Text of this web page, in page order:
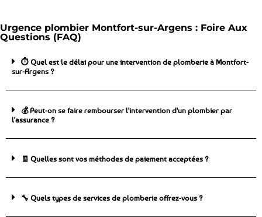
Urgence plombier Montfort-sur-Argens : Foire Aux
Questions (FAQ)
⏱️ Quel est le délai pour une intervention de plomberie à Montfort-
sur-Argens ?
💰 Peut-on se faire rembourser l'intervention d'un plombier par
l'assurance ?
🧾 Quelles sont vos méthodes de paiement acceptées ?
🔧 Quels types de services de plomberie offrez-vous ?